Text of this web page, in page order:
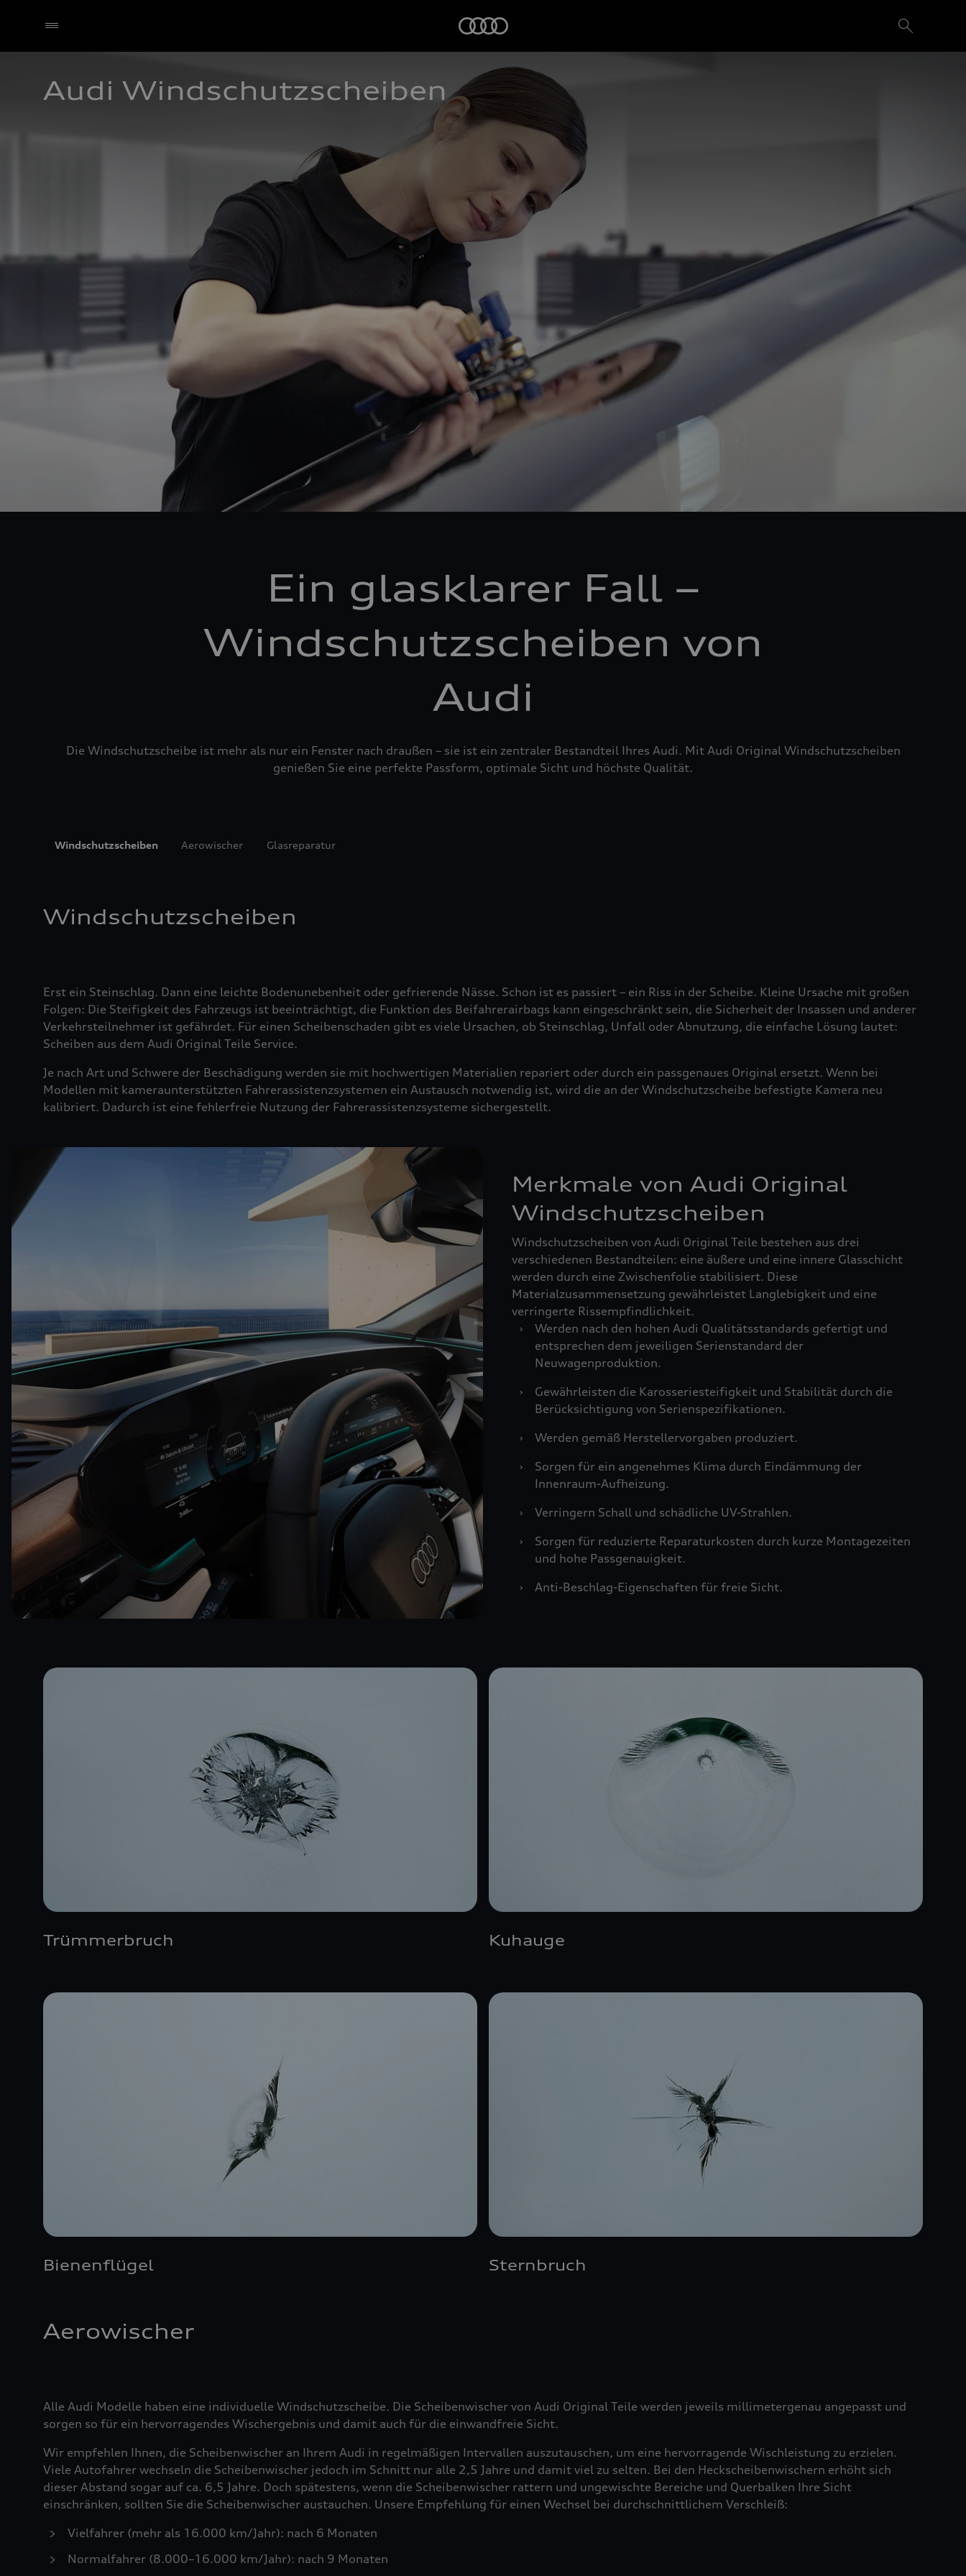
Audi Windschutzscheiben
Ein glasklarer Fall –
Windschutzscheiben von
Audi
Die Windschutzscheibe ist mehr als nur ein Fenster nach draußen – sie ist ein zentraler Bestandteil Ihres Audi. Mit Audi Original Windschutzscheiben
genießen Sie eine perfekte Passform, optimale Sicht und höchste Qualität.
Windschutzscheiben Aerowischer Glasreparatur
Windschutzscheiben
Erst ein Steinschlag. Dann eine leichte Bodenunebenheit oder gefrierende Nässe. Schon ist es passiert – ein Riss in der Scheibe. Kleine Ursache mit großen
Folgen: Die Steifigkeit des Fahrzeugs ist beeinträchtigt, die Funktion des Beifahrerairbags kann eingeschränkt sein, die Sicherheit der Insassen und anderer
Verkehrsteilnehmer ist gefährdet. Für einen Scheibenschaden gibt es viele Ursachen, ob Steinschlag, Unfall oder Abnutzung, die einfache Lösung lautet:
Scheiben aus dem Audi Original Teile Service.
Je nach Art und Schwere der Beschädigung werden sie mit hochwertigen Materialien repariert oder durch ein passgenaues Original ersetzt. Wenn bei
Modellen mit kameraunterstützten Fahrerassistenzsystemen ein Austausch notwendig ist, wird die an der Windschutzscheibe befestigte Kamera neu
kalibriert. Dadurch ist eine fehlerfreie Nutzung der Fahrerassistenzsysteme sichergestellt.
Merkmale von Audi Original
Windschutzscheiben
Windschutzscheiben von Audi Original Teile bestehen aus drei
verschiedenen Bestandteilen: eine äußere und eine innere Glasschicht
werden durch eine Zwischenfolie stabilisiert. Diese
Materialzusammensetzung gewährleistet Langlebigkeit und eine
verringerte Rissempfindlichkeit.
›
Werden nach den hohen Audi Qualitätsstandards gefertigt und
entsprechen dem jeweiligen Serienstandard der
Neuwagenproduktion.
›
Gewährleisten die Karosseriesteifigkeit und Stabilität durch die
Berücksichtigung von Serienspezifikationen.
›
Werden gemäß Herstellervorgaben produziert.
›
Sorgen für ein angenehmes Klima durch Eindämmung der
Innenraum-Aufheizung.
›
Verringern Schall und schädliche UV-Strahlen.
›
Sorgen für reduzierte Reparaturkosten durch kurze Montagezeiten
und hohe Passgenauigkeit.
›
Anti-Beschlag-Eigenschaften für freie Sicht.
Trümmerbruch Kuhauge
Bienenflügel Sternbruch
Aerowischer
Alle Audi Modelle haben eine individuelle Windschutzscheibe. Die Scheibenwischer von Audi Original Teile werden jeweils millimetergenau angepasst und
sorgen so für ein hervorragendes Wischergebnis und damit auch für die einwandfreie Sicht.
Wir empfehlen Ihnen, die Scheibenwischer an Ihrem Audi in regelmäßigen Intervallen auszutauschen, um eine hervorragende Wischleistung zu erzielen.
Viele Autofahrer wechseln die Scheibenwischer jedoch im Schnitt nur alle 2,5 Jahre und damit viel zu selten. Bei den Heckscheibenwischern erhöht sich
dieser Abstand sogar auf ca. 6,5 Jahre. Doch spätestens, wenn die Scheibenwischer rattern und ungewischte Bereiche und Querbalken Ihre Sicht
einschränken, sollten Sie die Scheibenwischer austauchen. Unsere Empfehlung für einen Wechsel bei durchschnittlichem Verschleiß:
Vielfahrer (mehr als 16.000 km/Jahr): nach 6 Monaten
Normalfahrer (8.000–16.000 km/Jahr): nach 9 Monaten